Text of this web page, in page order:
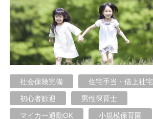
社会保険完備
住宅手当・借上社宅
初心者歓迎
男性保育士
マイカー通勤OK
小規模保育園